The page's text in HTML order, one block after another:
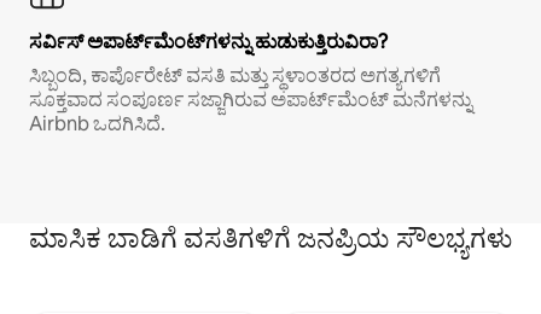
ಸರ್ವಿಸ್ ಅಪಾರ್ಟ್‌ಮೆಂಟ್‌ಗಳನ್ನು ಹುಡುಕುತ್ತಿರುವಿರಾ?
ಸಿಬ್ಬಂದಿ, ಕಾರ್ಪೊರೇಟ್ ವಸತಿ ಮತ್ತು ಸ್ಥಳಾಂತರದ ಅಗತ್ಯಗಳಿಗೆ
ಸೂಕ್ತವಾದ ಸಂಪೂರ್ಣ ಸಜ್ಜಾಗಿರುವ ಅಪಾರ್ಟ್‌ಮೆಂಟ್ ಮನೆಗಳನ್ನು
Airbnb ಒದಗಿಸಿದೆ.
ಮಾಸಿಕ ಬಾಡಿಗೆ ವಸತಿಗಳಿಗೆ ಜನಪ್ರಿಯ ಸೌಲಭ್ಯಗಳು